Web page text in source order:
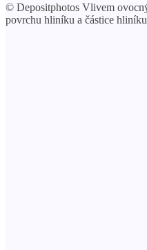
© Depositphotos Vlivem
povrchu hliníku a částice